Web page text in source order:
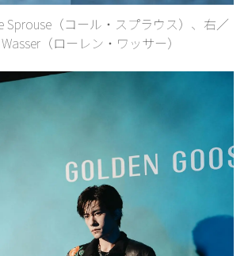
Sprouse（コール・スプラウス）、右／
（ローレン・ワッサー）